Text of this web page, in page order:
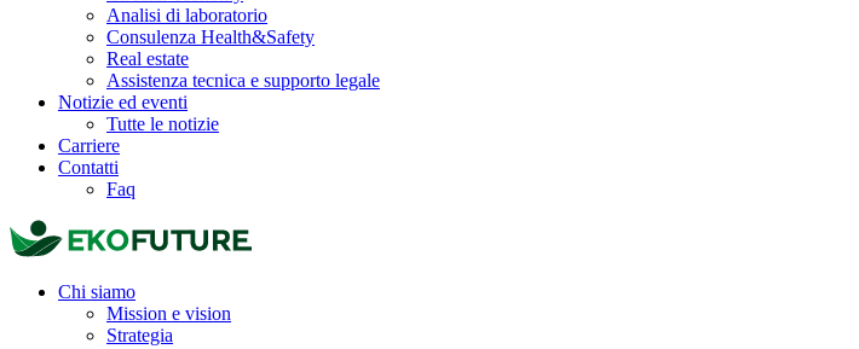
Analisi di laboratorio
Consulenza Health&Safety
Real estate
Assistenza tecnica e supporto legale
Notizie ed eventi
Tutte le notizie
Carriere
Contatti
Faq
Chi siamo
Mission e vision
Strategia